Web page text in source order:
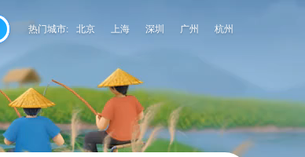
热门城市: 北京 上海 深圳 广州 杭州